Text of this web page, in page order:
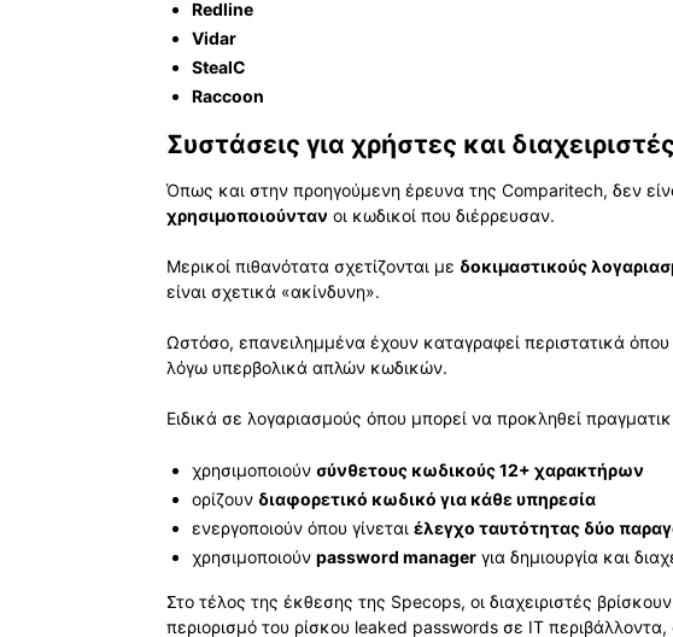
Redline
Vidar
StealC
Raccoon
Συστάσεις για χρήστες και
Όπως και στην προηγούμενη έρευνα της Comparitech, δεν
χρησιμοποιούνταν οι κωδικοί που διέρρευσαν.
Μερικοί πιθανότατα σχετίζονται με δοκιμαστικούς
είναι σχετικά «ακίνδυνη».
Ωστόσο, επανειλημμένα έχουν καταγραφεί περιστατικά όπου
λόγω υπερβολικά απλών κωδικών.
Ειδικά σε λογαριασμούς όπου μπορεί να προκληθεί
χρησιμοποιούν σύνθετους κωδικούς 12+ χαρακτήρων
ορίζουν διαφορετικό κωδικό για κάθε υπηρεσία
ενεργοποιούν όπου γίνεται έλεγχο ταυτότητας δύο
χρησιμοποιούν password manager για δημιουργία και
Στο τέλος της έκθεσης της Specops, οι διαχειριστές
περιορισμό του ρίσκου leaked passwords σε IT